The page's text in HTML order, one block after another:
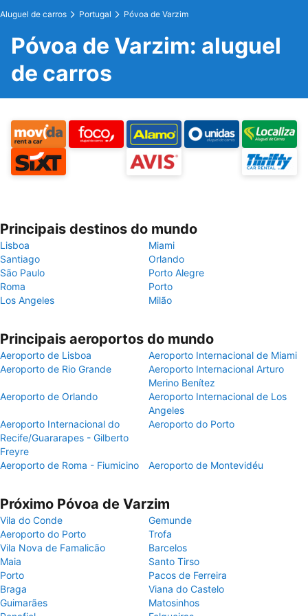
Aluguel de carros Portugal Póvoa de Varzim
Póvoa de Varzim: aluguel
de carros
Principais destinos do mundo
Lisboa
Miami
Santiago
Orlando
São Paulo
Porto Alegre
Roma
Porto
Los Angeles
Milão
Principais aeroportos do mundo
Aeroporto de Lisboa
Aeroporto Internacional de Miami
Aeroporto de Rio Grande
Aeroporto Internacional Arturo
Merino Benítez
Aeroporto de Orlando
Aeroporto Internacional de Los
Angeles
Aeroporto Internacional do
Recife/Guararapes - Gilberto
Freyre
Aeroporto do Porto
Aeroporto de Roma - Fiumicino Aeroporto de Montevidéu
Próximo Póvoa de Varzim
Vila do Conde
Gemunde
Aeroporto do Porto
Trofa
Vila Nova de Famalicão
Barcelos
Maia
Santo Tirso
Porto
Pacos de Ferreira
Braga
Viana do Castelo
Guimarães
Matosinhos